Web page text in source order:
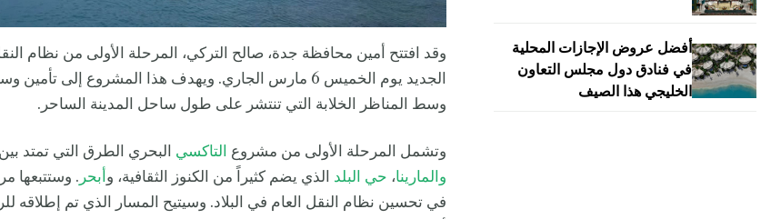
أفضل عروض الإجازات المحلية
في فنادق دول مجلس التعاون
الخليجي هذا الصيف
وقد افتتح أمين محافظة جدة، صالح التركي، المرحلة الأولى من نظام
الجديد يوم الخميس 6 مارس الجاري. ويهدف هذا المشروع إلى
وسط المناظر الخلابة التي تنتشر على طول ساحل المدينة الساحر.
وتشمل المرحلة الأولى من مشروع التاكسي البحري الطرق التي تمتد بين
والمارينا، حي البلد الذي يضم كثيراً من الكنوز الثقافية، و أبحر . وستتبعها
في تحسين نظام النقل العام في البلاد. وسيتيح المسار الذي تم إطلاقه